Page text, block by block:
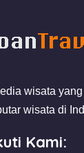
wisata
wisata di
Kami: